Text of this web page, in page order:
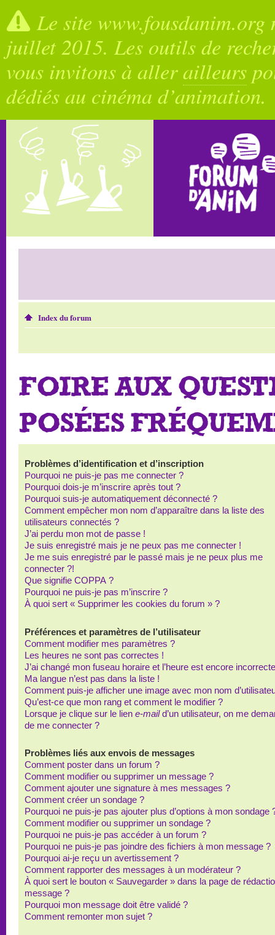
Le site
juillet 2015. Les outils de
vous invitons à allerailleurs
dédiés au cinéma d’animation.
Index du forum
FOIRE AUX
POSÉES
Problèmes d’identification et d’inscription
Pourquoi ne puis-je pas me connecter ?
Pourquoi dois-je m’inscrire après tout ?
Pourquoi suis-je automatiquement déconnecté ?
Comment empêcher mon nom d’apparaître dans la liste des
utilisateurs connectés ?
J’ai perdu mon mot de passe !
Je suis enregistré mais je ne peux pas me connecter !
Je me suis enregistré par le passé mais je ne peux plus me
connecter ?!
Que signifie COPPA ?
Pourquoi ne puis-je pas m’inscrire ?
À quoi sert « Supprimer les cookies du forum » ?
Préférences et paramètres de l’utilisateur
Comment modifier mes paramètres ?
Les heures ne sont pas correctes !
J’ai changé mon fuseau horaire et l’heure est encore
Ma langue n’est pas dans la liste !
Comment puis-je afficher une image avec mon nom
Qu’est-ce que mon rang et comment le modifier ?
Lorsque je clique sur le lien e-maild’un utilisateur, on me
de me connecter ?
Problèmes liés aux envois de messages
Comment poster dans un forum ?
Comment modifier ou supprimer un message ?
Comment ajouter une signature à mes messages ?
Comment créer un sondage ?
Pourquoi ne puis-je pas ajouter plus d’options à mon sondage
Comment modifier ou supprimer un sondage ?
Pourquoi ne puis-je pas accéder à un forum ?
Pourquoi ne puis-je pas joindre des fichiers à mon message ?
Pourquoi ai-je reçu un avertissement ?
Comment rapporter des messages à un modérateur ?
À quoi sert le bouton « Sauvegarder » dans la page de
message ?
Pourquoi mon message doit être validé ?
Comment remonter mon sujet ?